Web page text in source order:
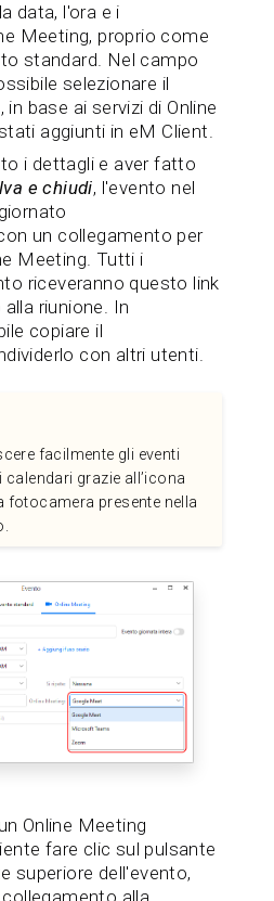
data, l'ora e i
Meeting, proprio come
standard. Nel campo
selezionare il
base ai servizi di Online
aggiunti in eM Client.
i dettagli e aver fatto
e chiudi, l'evento nel
un collegamento per
Meeting. Tutti i
riceveranno questo link
alla riunione. In
copiare il
con altri utenti.
facilmente gli eventi
calendari grazie all’icona
fotocamera presente nella
Online Meeting
fare clic sul pulsante
superiore dell'evento,
alla